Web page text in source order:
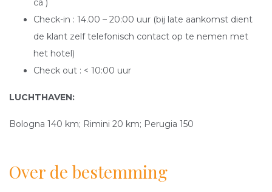
ca )
Check-in : 14.00 – 20:00 uur (bij late aankomst dient
de klant zelf telefonisch contact op te nemen met
het hotel)
Check out : < 10:00 uur
LUCHTHAVEN:
Bologna 140 km; Rimini 20 km; Perugia 150
Over de bestemming